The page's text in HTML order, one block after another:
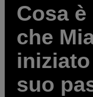
Cosa
che
suo